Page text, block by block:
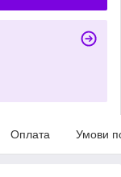
Оплата Умови